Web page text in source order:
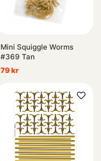
Mini Squiggle Worms
#369 Tan
79 kr